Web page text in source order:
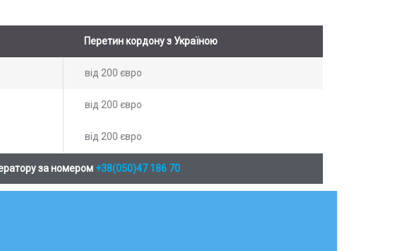
Перетин кордону з Україною
від 200 євро
від 200 євро
від 200 євро
за номером +38(050)47 186 70